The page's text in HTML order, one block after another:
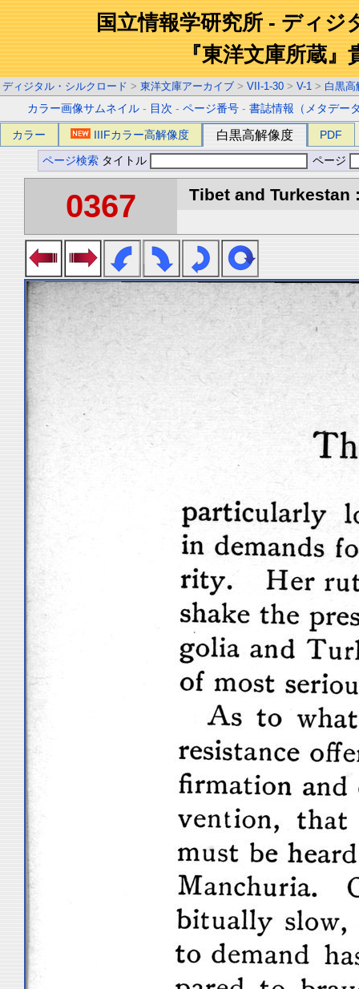
国立情報学研究所 - ディジ
『東洋文庫所蔵』
ディジタル・シルクロード > 東洋文庫アーカイブ > VII-1-30 > V-1 > 白黒高
カラー画像サムネイル - 目次 -ページ番号 -書誌情報（メタデー
カラー IIIFカラー高解像度 白黒高解像度 PDF
ページ検索 タイトル ページ
0367 Tibet and Turkestan